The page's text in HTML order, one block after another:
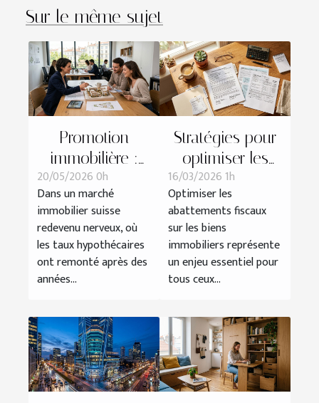
Sur le même sujet
Promotion
immobilière :
comment bâtir
la confiance
avant même la
première pierre
20/05/2026 0h
Dans un marché
immobilier suisse
redevenu nerveux, où
les taux hypothécaires
ont remonté après des
années...
Stratégies pour
optimiser les
abattements
fiscaux sur les
biens
immobiliers
16/03/2026 1h
Optimiser les
abattements fiscaux
sur les biens
immobiliers représente
un enjeu essentiel pour
tous ceux...